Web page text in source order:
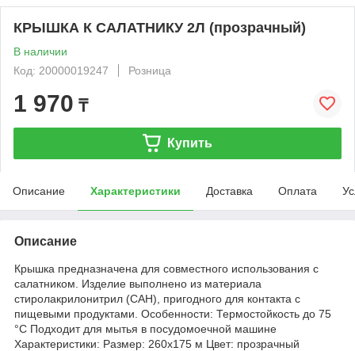
КРЫШКА К САЛАТНИКУ 2Л (прозрачный)
В наличии
Код: 20000019247
Розница
1 970 ₸
Купить
Описание Характеристики Доставка Оплата
Описание
Крышка предназначена для совместного использования с
салатником. Изделие выполнено из материала
стиролакрилонитрил (САН), пригодного для контакта с
пищевыми продуктами. Особенности: Термостойкость до 75
°С Подходит для мытья в посудомоечной машине
Характеристики: Размер: 260х175 м Цвет: прозрачный